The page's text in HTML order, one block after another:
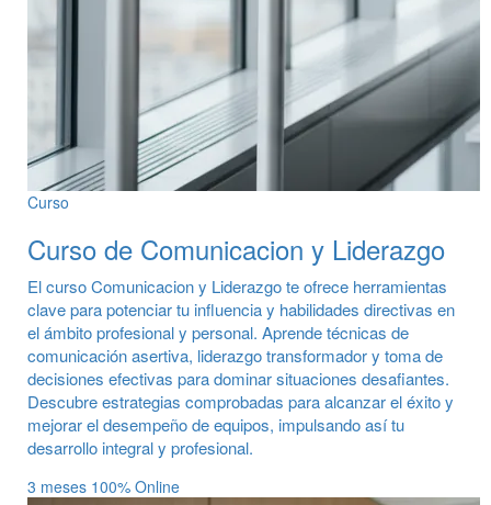
Curso
Curso de Comunicacion y Liderazgo
El curso Comunicacion y Liderazgo te ofrece herramientas
clave para potenciar tu influencia y habilidades directivas en
el ámbito profesional y personal. Aprende técnicas de
comunicación asertiva, liderazgo transformador y toma de
decisiones efectivas para dominar situaciones desafiantes.
Descubre estrategias comprobadas para alcanzar el éxito y
mejorar el desempeño de equipos, impulsando así tu
desarrollo integral y profesional.
3 meses 100% Online